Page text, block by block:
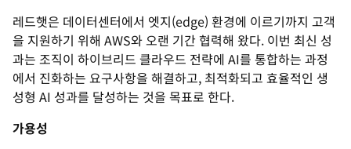
레드햇은 데이터센터에서 엣지(edge) 환경에 이르기까지 고객
을 지원하기 위해 AWS와 오랜 기간 협력해 왔다. 이번 최신 성
과는 조직이 하이브리드 클라우드 전략에 AI를 통합하는 과정
에서 진화하는 요구사항을 해결하고, 최적화되고 효율적인 생
성형 AI 성과를 달성하는 것을 목표로 한다.
가용성